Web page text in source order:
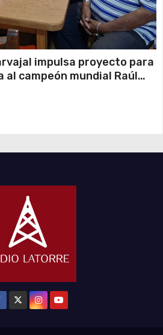
impulsa proyecto para
al campeón mundial Raúl